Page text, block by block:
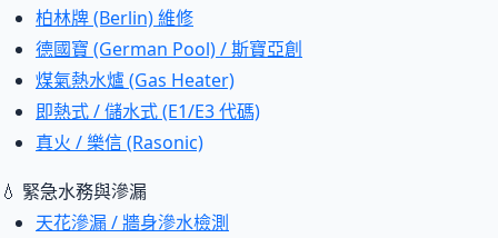
柏林牌 (Berlin) 維修
德國寶 (German Pool) / 斯寶亞創
煤氣熱水爐 (Gas Heater)
即熱式 / 儲水式 (E1/E3 代碼)
真火 / 樂信 (Rasonic)
💧 緊急水務與滲漏
天花滲漏 / 牆身滲水檢測